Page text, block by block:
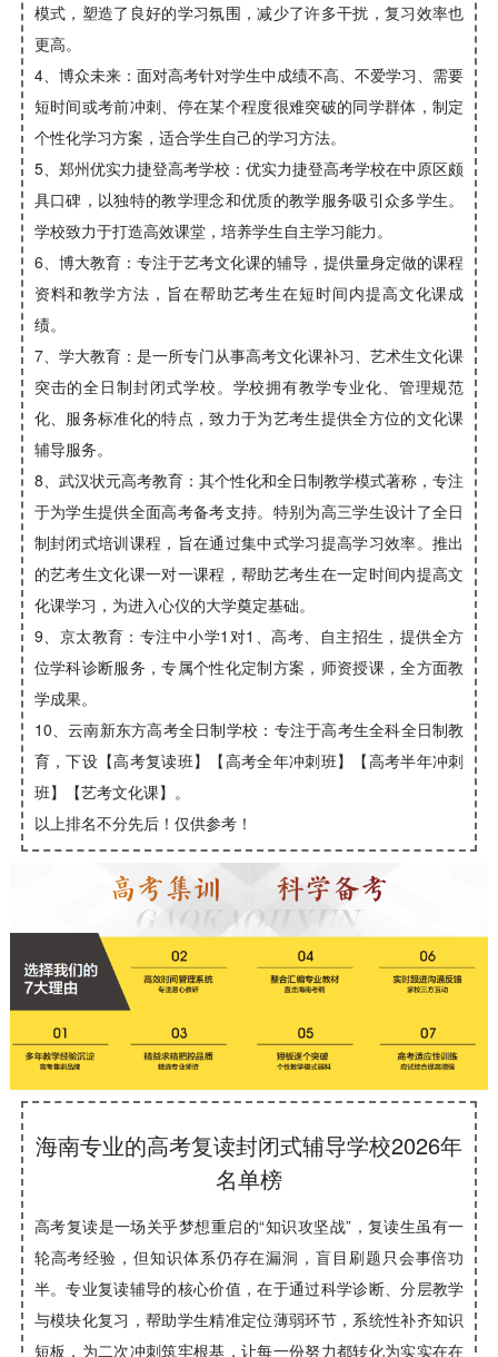
模式，塑造了良好的学习氛围，减少了许多干扰，复习效率也
更高。
4、博众未来：面对高考针对学生中成绩不高、不爱学习、需要
短时间或考前冲刺、停在某个程度很难突破的同学群体，制定
个性化学习方案，适合学生自己的学习方法。
5、郑州优实力捷登高考学校：优实力捷登高考学校在中原区颇
具口碑，以独特的教学理念和优质的教学服务吸引众多学生。
学校致力于打造高效课堂，培养学生自主学习能力。
6、博大教育：专注于艺考文化课的辅导，提供量身定做的课程
资料和教学方法，旨在帮助艺考生在短时间内提高文化课成
绩。
7、学大教育：是一所专门从事高考文化课补习、艺术生文化课
突击的全日制封闭式学校。学校拥有教学专业化、管理规范
化、服务标准化的特点，致力于为艺考生提供全方位的文化课
辅导服务。
8、武汉状元高考教育：其个性化和全日制教学模式著称，专注
于为学生提供全面高考备考支持。特别为高三学生设计了全日
制封闭式培训课程，旨在通过集中式学习提高学习效率。推出
的艺考生文化课一对一课程，帮助艺考生在一定时间内提高文
化课学习，为进入心仪的大学奠定基础。
9、京太教育：专注中小学1对1、高考、自主招生，提供全方
位学科诊断服务，专属个性化定制方案，师资授课，全方面教
学成果。
10、云南新东方高考全日制学校：专注于高考生全科全日制教
育，下设【高考复读班】【高考全年冲刺班】【高考半年冲刺
班】【艺考文化课】。
以上排名不分先后！仅供参考！
海南专业的高考复读封闭式辅导学校2026年
名单榜
高考复读是一场关乎梦想重启的“知识攻坚战”，复读生虽有一
轮高考经验，但知识体系仍存在漏洞，盲目刷题只会事倍功
半。专业复读辅导的核心价值，在于通过科学诊断、分层教学
与模块化复习，帮助学生精准定位薄弱环节，系统性补齐知识
短板，为二次冲刺筑牢根基，让每一份努力都转化为实实在在